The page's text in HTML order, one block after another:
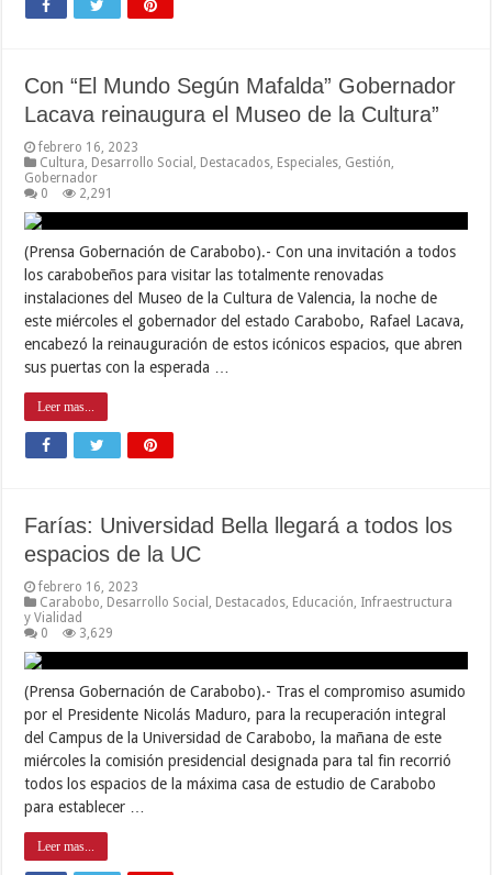
Con “El Mundo Según Mafalda” Gobernador
Lacava reinaugura el Museo de la Cultura”
febrero 16, 2023
Cultura Desarrollo Social Destacados Especiales Gestión
Gobernador
0
2,291
(Prensa Gobernación de Carabobo).- Con una invitación a todos
los carabobeños para visitar las totalmente renovadas
instalaciones del Museo de la Cultura de Valencia, la noche de
este miércoles el gobernador del estado Carabobo, Rafael Lacava,
encabezó la reinauguración de estos icónicos espacios, que abren
sus puertas con la esperada …
Leer mas...
Farías: Universidad Bella llegará a todos los
espacios de la UC
febrero 16, 2023
Carabobo Desarrollo Social Destacados Educación Infraestructura
y Vialidad
0
3,629
(Prensa Gobernación de Carabobo).- Tras el compromiso asumido
por el Presidente Nicolás Maduro, para la recuperación integral
del Campus de la Universidad de Carabobo, la mañana de este
miércoles la comisión presidencial designada para tal fin recorrió
todos los espacios de la máxima casa de estudio de Carabobo
para establecer …
Leer mas...